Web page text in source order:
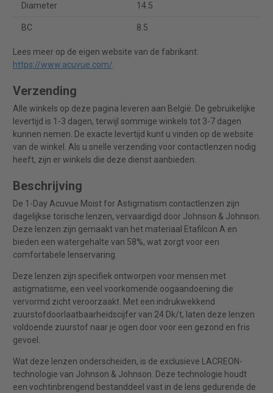
Diameter 14.5
BC 8.5
Lees meer op de eigen website van de fabrikant:
https://www.acuvue.com/.
Verzending
Alle winkels op deze pagina leveren aan België. De gebruikelijke
levertijd is 1-3 dagen, terwijl sommige winkels tot 3-7 dagen
kunnen nemen. De exacte levertijd kunt u vinden op de website
van de winkel. Als u snelle verzending voor contactlenzen nodig
heeft, zijn er winkels die deze dienst aanbieden.
Beschrijving
De 1-Day Acuvue Moist for Astigmatism contactlenzen zijn
dagelijkse torische lenzen, vervaardigd door Johnson & Johnson.
Deze lenzen zijn gemaakt van het materiaal Etafilcon A en
bieden een watergehalte van 58%, wat zorgt voor een
comfortabele lenservaring.
Deze lenzen zijn specifiek ontworpen voor mensen met
astigmatisme, een veel voorkomende oogaandoening die
vervormd zicht veroorzaakt. Met een indrukwekkend
zuurstofdoorlaatbaarheidscijfer van 24 Dk/t, laten deze lenzen
voldoende zuurstof naar je ogen door voor een gezond en fris
gevoel.
Wat deze lenzen onderscheiden, is de exclusieve LACREON-
technologie van Johnson & Johnson. Deze technologie houdt
een vochtinbrengend bestanddeel vast in de lens gedurende de